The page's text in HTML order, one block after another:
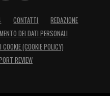
CONTATTI
REDAZIONE
DEI DATI PERSONALI
(COOKIE POLICY)
REVIEW